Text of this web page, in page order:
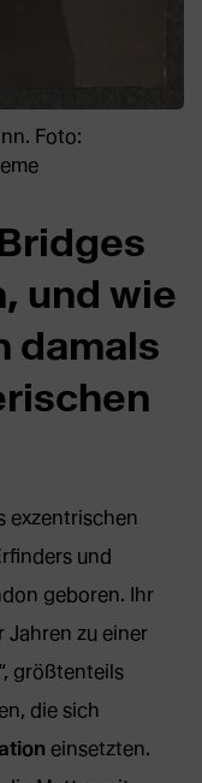
Foto:
und wie
damals
exzentrischen
und
geboren. Ihr
Jahren zu einer
größtenteils
die sich
einsetzten.